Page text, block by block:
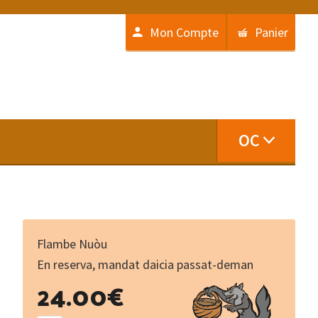
Mon Compte Panier
OC
Flambe Nuòu
En reserva, mandat daicia passat-deman
24.00€
de
guerre